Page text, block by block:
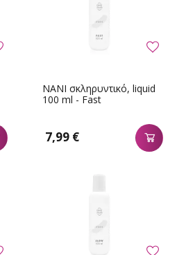
NANI σκληρυντικό, liquid
100 ml - Fast
7,99 €